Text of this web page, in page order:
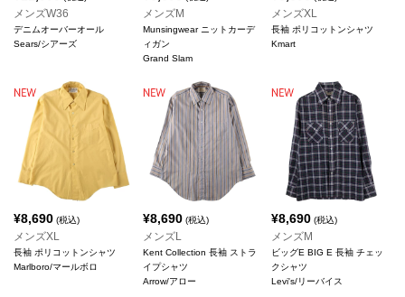
メンズW36
デニムオーバーオール
Sears/シアーズ
メンズM
Munsingwear ニットカーデ
ィガン
Grand Slam
メンズXL
長袖 ポリコットンシャツ
Kmart
¥8,690 (税込)
メンズXL
長袖 ポリコットンシャツ
Marlboro/マールボロ
¥8,690(税込)
メンズL
Kent Collection 長袖 ストラ
イプシャツ
Arrow/アロー
¥8,690 (税込)
メンズM
ビッグE BIG E 長袖 チェッ
クシャツ
Levi's/リーバイス